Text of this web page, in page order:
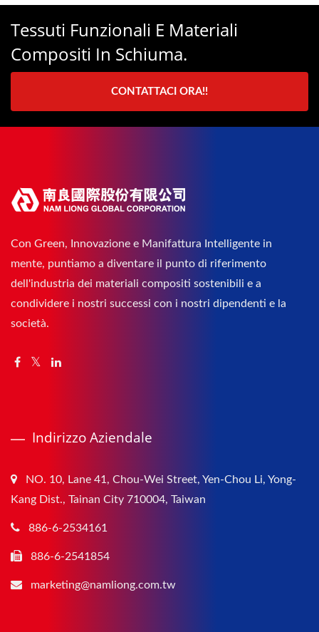
Tessuti Funzionali E Materiali
Compositi In Schiuma.
CONTATTACI ORA!!
Con Green, Innovazione e Manifattura Intelligente in
mente, puntiamo a diventare il punto di riferimento
dell'industria dei materiali compositi sostenibili e a
condividere i nostri successi con i nostri dipendenti e la
società.
Indirizzo Aziendale
NO. 10, Lane 41, Chou-Wei Street, Yen-Chou Li, Yong-
Kang Dist., Tainan City 710004, Taiwan
886-6-2534161
886-6-2541854
marketing@namliong.com.tw